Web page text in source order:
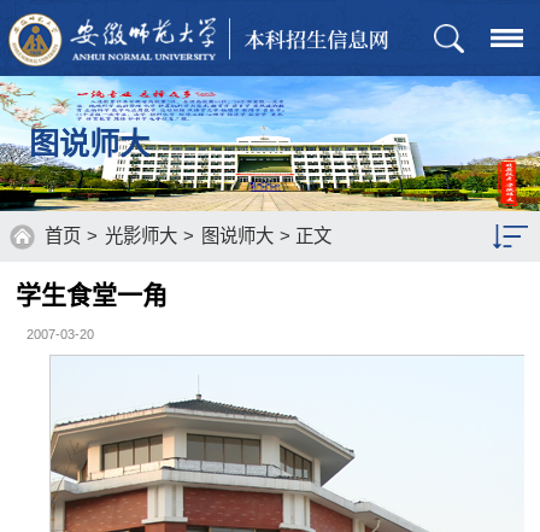
图说师大
首页 > 光影师大 > 图说师大 > 正文
视听师大
学生食堂一角
2007-03-20